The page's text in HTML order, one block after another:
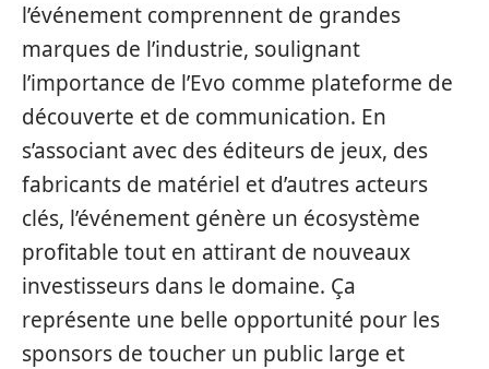
l’événement comprennent de grandes
marques de l’industrie, soulignant
l’importance de l’Evo comme plateforme de
découverte et de communication. En
s’associant avec des éditeurs de jeux, des
fabricants de matériel et d’autres acteurs
clés, l’événement génère un écosystème
profitable tout en attirant de nouveaux
investisseurs dans le domaine. Ça
représente une belle opportunité pour les
sponsors de toucher un public large et